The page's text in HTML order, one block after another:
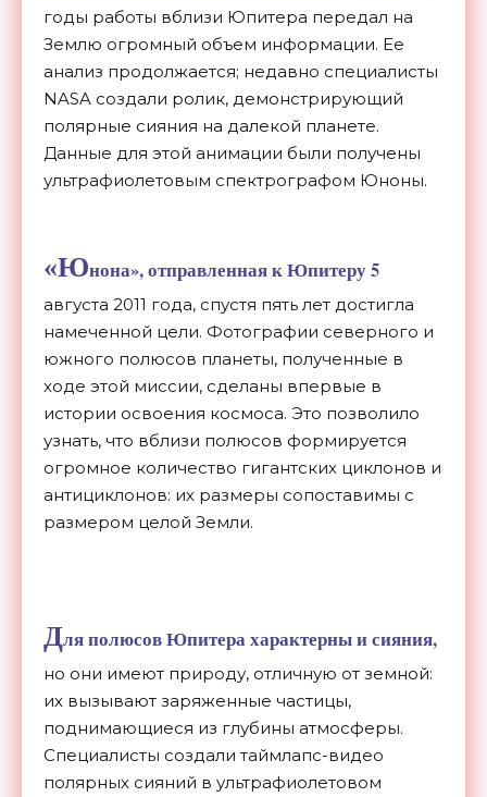
годы работы вблизи Юпитера передал на
Землю огромный объем информации. Ее
анализ продолжается; недавно специалисты
NASA создали ролик, демонстрирующий
полярные сияния на далекой планете.
Данные для этой анимации были получены
ультрафиолетовым спектрографом Юноны.
«Юнона», отправленная к Юпитеру 5
августа 2011 года, спустя пять лет достигла
намеченной цели. Фотографии северного и
южного полюсов планеты, полученные в
ходе этой миссии, сделаны впервые в
истории освоения космоса. Это позволило
узнать, что вблизи полюсов формируется
огромное количество гигантских циклонов и
антициклонов: их размеры сопоставимы с
размером целой Земли.
Для полюсов Юпитера характерны и сияния,
но они имеют природу, отличную от земной:
их вызывают заряженные частицы,
поднимающиеся из глубины атмосферы.
Специалисты создали таймлапс-видео
полярных сияний в ультрафиолетовом